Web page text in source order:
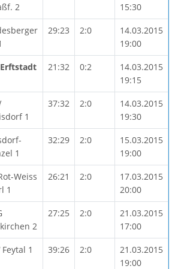
2
15:30
29:23 2:0
14.03.2015
19:00
21:32 0:2
14.03.2015
19:15
1
37:32 2:0
14.03.2015
19:30
1
32:29 2:0
15.03.2015
19:00
Weiss
1
26:21 2:0
17.03.2015
20:00
2
27:25 2:0
21.03.2015
17:00
Feytal 1 39:26 2:0
21.03.2015
19:00